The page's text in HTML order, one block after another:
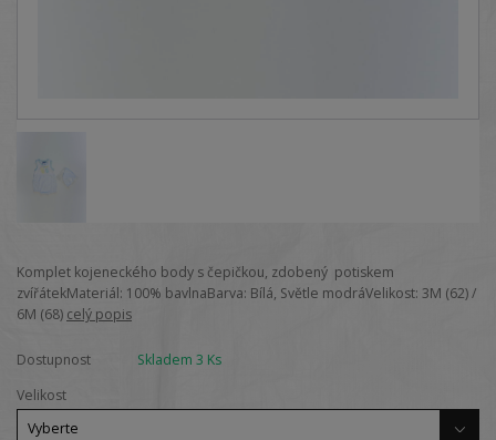
Komplet kojeneckého body s čepičkou, zdobený potiskem
zvířátekMateriál: 100% bavlnaBarva: Bílá, Světle modráVelikost: 3M (62) /
6M (68) celý popis
Dostupnost
Skladem 3 Ks
Velikost